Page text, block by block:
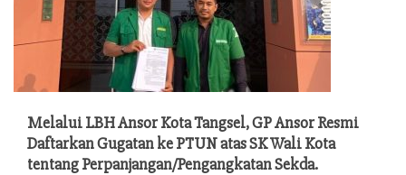
Melalui LBH Ansor Kota Tangsel, GP Ansor Resmi
Daftarkan Gugatan ke PTUN atas SK Wali Kota
tentang Perpanjangan/Pengangkatan Sekda.